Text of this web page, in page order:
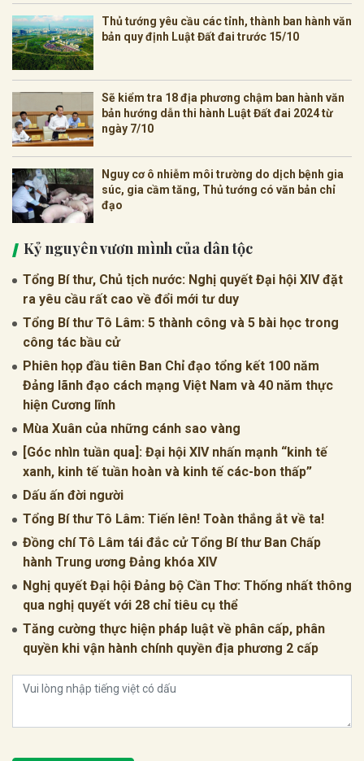
Thủ tướng yêu cầu các tỉnh, thành ban hành văn
bản quy định Luật Đất đai trước 15/10
Sẽ kiểm tra 18 địa phương chậm ban hành văn
bản hướng dẫn thi hành Luật Đất đai 2024 từ
ngày 7/10
Nguy cơ ô nhiễm môi trường do dịch bệnh gia
súc, gia cầm tăng, Thủ tướng có văn bản chỉ
đạo
Kỷ nguyên vươn mình của dân tộc
Tổng Bí thư, Chủ tịch nước: Nghị quyết Đại hội XIV đặt
ra yêu cầu rất cao về đổi mới tư duy
Tổng Bí thư Tô Lâm: 5 thành công và 5 bài học trong
công tác bầu cử
Phiên họp đầu tiên Ban Chỉ đạo tổng kết 100 năm
Đảng lãnh đạo cách mạng Việt Nam và 40 năm thực
hiện Cương lĩnh
Mùa Xuân của những cánh sao vàng
[Góc nhìn tuần qua]: Đại hội XIV nhấn mạnh “kinh tế
xanh, kinh tế tuần hoàn và kinh tế các-bon thấp”
Dấu ấn đời người
Tổng Bí thư Tô Lâm: Tiến lên! Toàn thắng ắt về ta!
Đồng chí Tô Lâm tái đắc cử Tổng Bí thư Ban Chấp
hành Trung ương Đảng khóa XIV
Nghị quyết Đại hội Đảng bộ Cần Thơ: Thống nhất thông
qua nghị quyết với 28 chỉ tiêu cụ thể
Tăng cường thực hiện pháp luật về phân cấp, phân
quyền khi vận hành chính quyền địa phương 2 cấp